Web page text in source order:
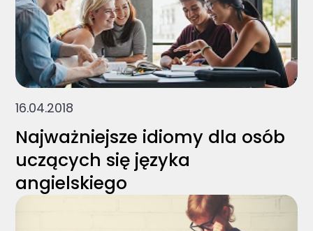
16.04.2018
Najważniejsze idiomy dla osób
uczących się języka
angielskiego